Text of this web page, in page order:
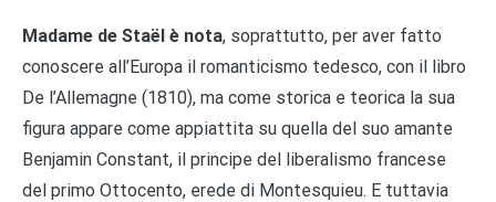
Madame de Staël è nota, soprattutto, per aver fatto
conoscere all’Europa il romanticismo tedesco, con il libro
De l’Allemagne (1810), ma come storica e teorica la sua
figura appare come appiattita su quella del suo amante
Benjamin Constant, il principe del liberalismo francese
del primo Ottocento, erede di Montesquieu. E tuttavia